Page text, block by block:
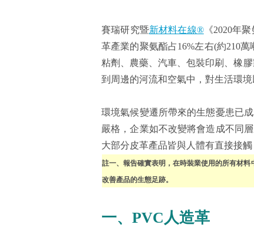
賽瑞研究暨新材料在線®《2020年
革產業的聚氨酯占16%左右(約210
粘劑、農藥、汽車、包裝印刷、橡
到周邊的河流和空氣中，對生活環
環境氣候變遷所帶來的生態憂患已
嚴格，企業如不改變將會造成不同
大部分皮革產品皆與人體有直接接
註一、報告確實表明，在時裝業使用的所有材
改善產品的生態足跡。
一、PVC人造革